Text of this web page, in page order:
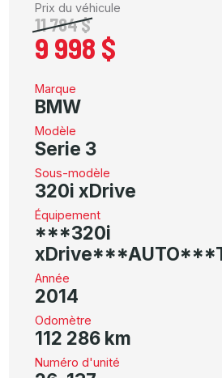
Prix du véhicule
11 784 $
9 998 $
Marque
BMW
Modèle
Serie 3
Sous-modèle
320i xDrive
Équipement
***320i
Année
2014
Odomètre
112 286 km
Numéro d'unité